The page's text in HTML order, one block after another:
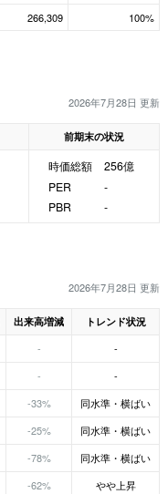
266,309
100%
2026年7月28日 更新
前期末の状況
時価総額
256億
PER
-
PBR
-
2026年7月28日 更新
出来高増減
トレンド状況
- -
- -
-33% 同水準・横ばい
-25% 同水準・横ばい
-78% 同水準・横ばい
-62% やや上昇